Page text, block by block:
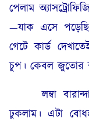
পেলাম
—যাক এসে
গেটে কার্ড
চুপ। কেবল জুতোর
লম্বা
ঢুকলাম। এটা